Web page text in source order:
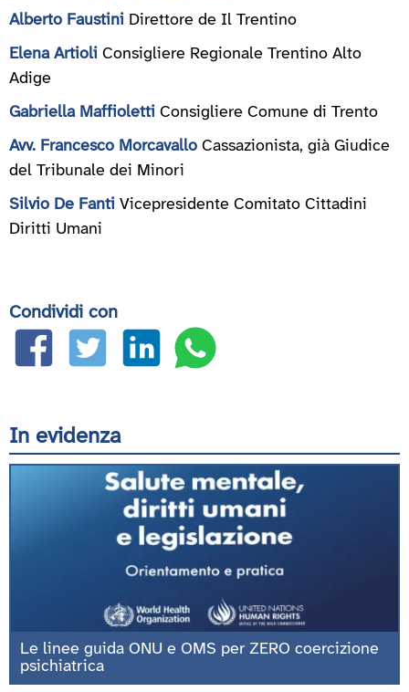
Alberto Faustini Direttore de Il Trentino
Elena Artioli Consigliere Regionale Trentino Alto
Adige
Gabriella Maffioletti Consigliere Comune di Trento
Avv. Francesco Morcavallo Cassazionista, già Giudice
del Tribunale dei Minori
Silvio De Fanti Vicepresidente Comitato Cittadini
Diritti Umani
Condividi con
In evidenza
Le linee guida ONU e OMS per ZERO coercizione
psichiatrica